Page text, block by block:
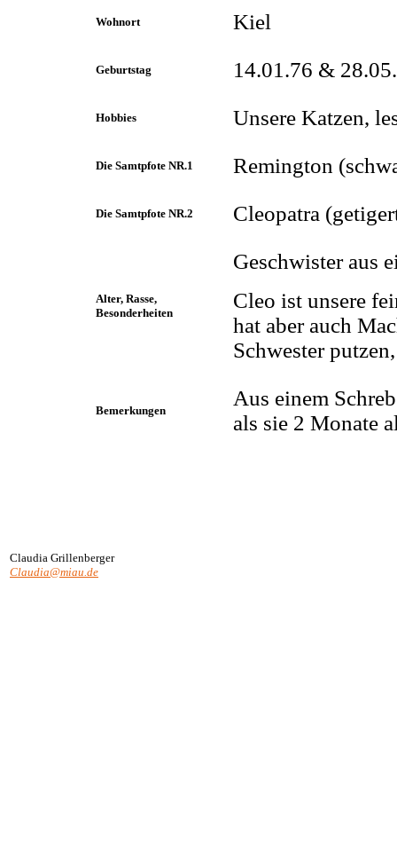
Wohnort Kiel
Geburtstag 14.01.76 &
Hobbies Unsere Katzen,
Die Samtpfote NR.1 Remington
Die Samtpfote NR.2 Cleopatra
Alter, Rasse,
Besonderheiten
Geschwister aus
Cleo ist unsere
hat aber auch
Schwester
Bemerkungen
Aus einem
als sie 2 Monate
Claudia Grillenberger
Claudia@miau.de